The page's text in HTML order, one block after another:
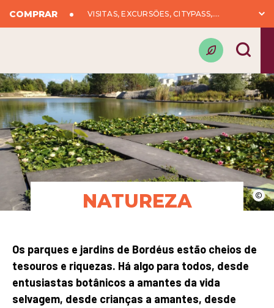
COMPRAR VISITAS, EXCURSÕES, CITYPASS,….
©
NATUREZA
Os parques e jardins de Bordéus estão cheios de
tesouros e riquezas. Há algo para todos, desde
entusiastas botânicos a amantes da vida
selvagem, desde crianças a amantes, desde